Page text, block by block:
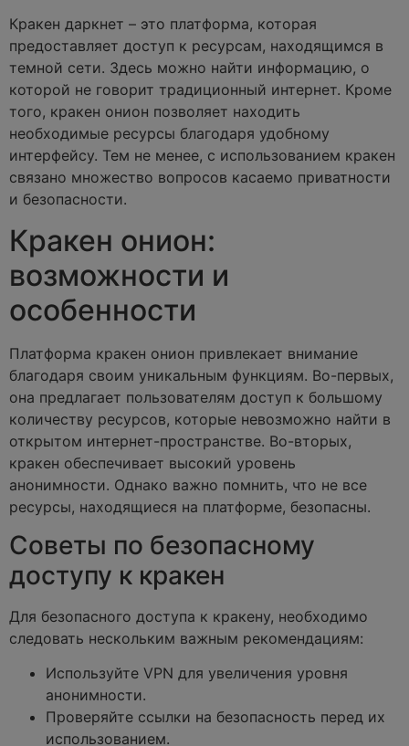
Кракен даркнет – это платформа, которая
предоставляет доступ к ресурсам, находящимся в
темной сети. Здесь можно найти информацию, о
которой не говорит традиционный интернет. Кроме
того, кракен онион позволяет находить
необходимые ресурсы благодаря удобному
интерфейсу. Тем не менее, с использованием кракен
связано множество вопросов касаемо приватности
и безопасности.
Кракен онион:
возможности и
особенности
Платформа кракен онион привлекает внимание
благодаря своим уникальным функциям. Во-первых,
она предлагает пользователям доступ к большому
количеству ресурсов, которые невозможно найти в
открытом интернет-пространстве. Во-вторых,
кракен обеспечивает высокий уровень
анонимности. Однако важно помнить, что не все
ресурсы, находящиеся на платформе, безопасны.
Советы по безопасному
доступу к кракен
Для безопасного доступа к кракену, необходимо
следовать нескольким важным рекомендациям:
Используйте VPN для увеличения уровня
анонимности.
Проверяйте ссылки на безопасность перед их
использованием.